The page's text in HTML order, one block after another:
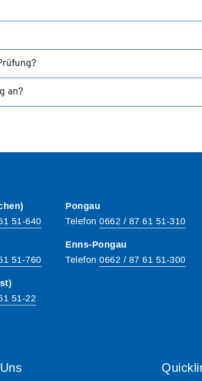
an?
51-640
51-760
51-22
Pongau
Telefon 0662 / 87 61 51-310
Enns-Pongau
Telefon 0662 / 87 61 51-300